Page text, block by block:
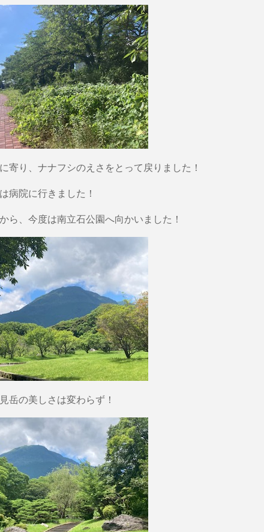
寄り、ナナフシのえさをとって戻りました！
病院に行きました！
ら、今度は南立石公園へ向かいました！
岳の美しさは変わらず！